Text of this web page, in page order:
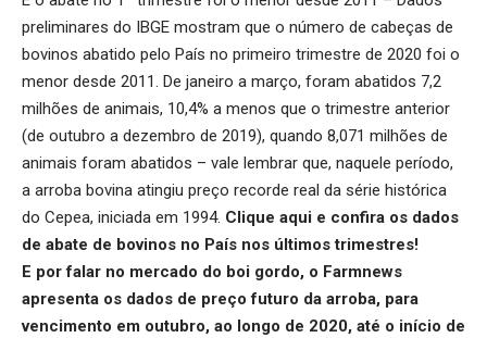
preliminares do IBGE mostram que o número de cabeças de
bovinos abatido pelo País no primeiro trimestre de 2020 foi o
menor desde 2011. De janeiro a março, foram abatidos 7,2
milhões de animais, 10,4% a menos que o trimestre anterior
(de outubro a dezembro de 2019), quando 8,071 milhões de
animais foram abatidos – vale lembrar que, naquele período,
a arroba bovina atingiu preço recorde real da série histórica
do Cepea, iniciada em 1994. Clique aqui e confira os dados
de abate de bovinos no País nos últimos trimestres!
E por falar no mercado do boi gordo, o Farmnews
apresenta os dados de preço futuro da arroba, para
vencimento em outubro, ao longo de 2020, até o início de